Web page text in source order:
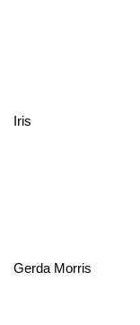
Iris
Gerda Morris